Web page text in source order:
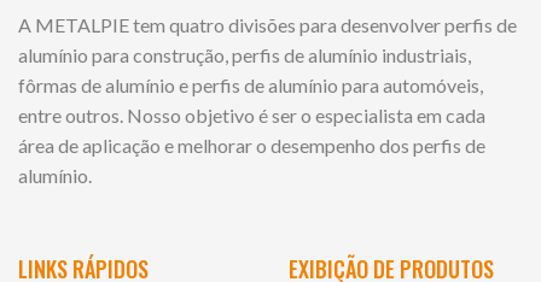
A METALPIE tem quatro divisões para desenvolver perfis de
alumínio para construção, perfis de alumínio industriais,
fôrmas de alumínio e perfis de alumínio para automóveis,
entre outros. Nosso objetivo é ser o especialista em cada
área de aplicação e melhorar o desempenho dos perfis de
alumínio.
LINKS RÁPIDOS EXIBIÇÃO DE PRODUTOS